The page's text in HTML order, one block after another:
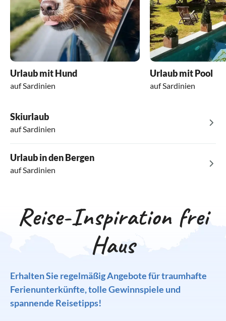
Urlaub mit Hund
auf Sardinien
Urlaub mit Pool
auf Sardinien
Skiurlaub
auf Sardinien
Urlaub in den Bergen
auf Sardinien
Reise-Inspiration frei
Haus
Erhalten Sie regelmäßig Angebote für traumhafte
Ferienunterkünfte, tolle Gewinnspiele und
spannende Reisetipps!